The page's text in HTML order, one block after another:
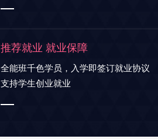
推荐就业 就业保障
全能班千色学员，入学即签订就业协议
支持学生创业就业